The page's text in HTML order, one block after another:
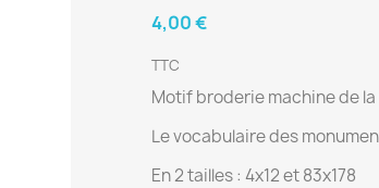
4,00 €
TTC
Motif broderie machine de la
Le vocabulaire des
En 2 tailles : 4x12 et 83x178